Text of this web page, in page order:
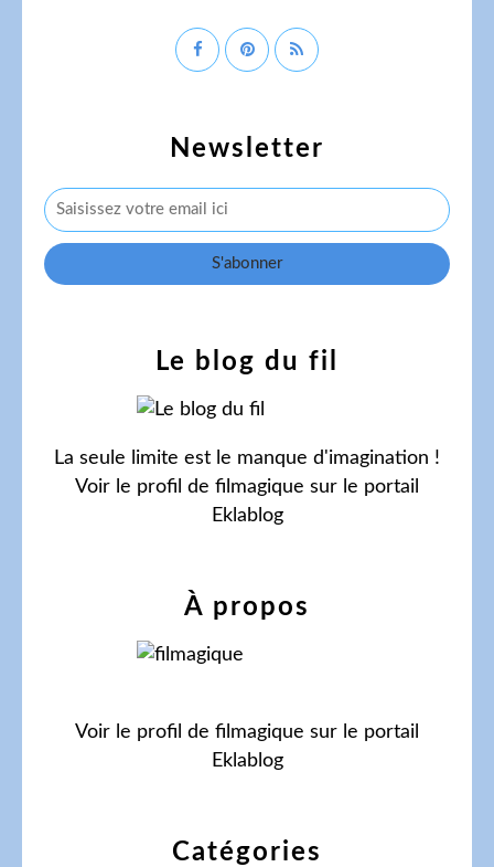
Newsletter
Catégories
Le blog du fil
La seule limite est le manque d'imagination !
Voir le profil de filmagique sur le portail
Eklablog
À propos
Voir le profil de filmagique sur le portail
Eklablog